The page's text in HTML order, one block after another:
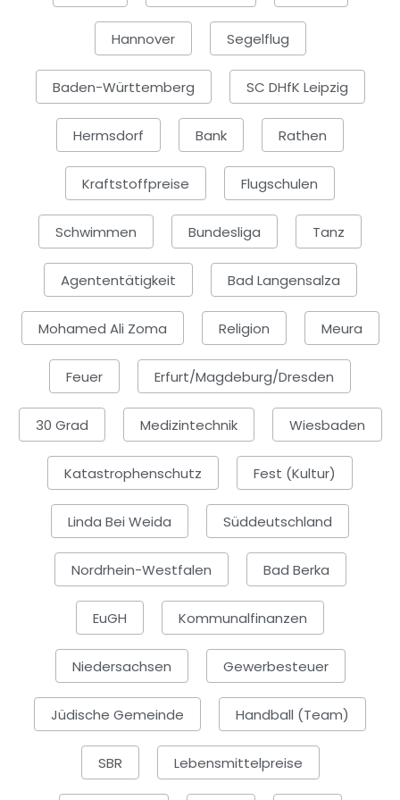
Hannover Segelflug
Baden-Württemberg SC DHfK Leipzig
Hermsdorf Bank Rathen
Kraftstoffpreise Flugschulen
Schwimmen Bundesliga Tanz
Agententätigkeit Bad Langensalza
Mohamed Ali Zoma Religion Meura
Feuer Erfurt/Magdeburg/Dresden
30 Grad Medizintechnik Wiesbaden
Katastrophenschutz Fest (Kultur)
Linda Bei Weida Süddeutschland
Nordrhein-Westfalen Bad Berka
EuGH Kommunalfinanzen
Niedersachsen Gewerbesteuer
Jüdische Gemeinde Handball (Team)
SBR Lebensmittelpreise